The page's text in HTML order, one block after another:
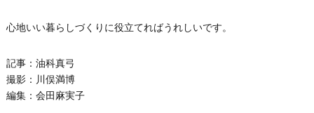
心地いい暮らしづくりに役立てればうれしいです。
記事：油科真弓
撮影：川俣満博
編集：会田麻実子